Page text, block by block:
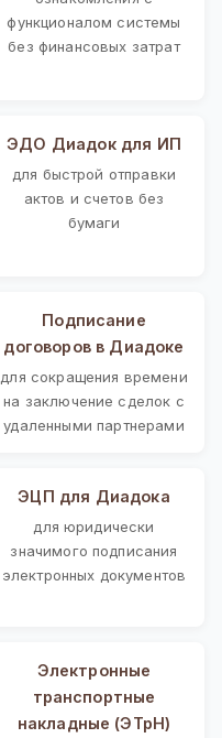
функционалом системы
без финансовых затрат
ЭДО Диадок для ИП
для быстрой отправки
актов и счетов без
бумаги
Подписание
договоров в Диадоке
для сокращения времени
на заключение сделок с
удаленными партнерами
ЭЦП для Диадока
для юридически
значимого подписания
электронных документов
Электронные
транспортные
накладные (ЭТрН)